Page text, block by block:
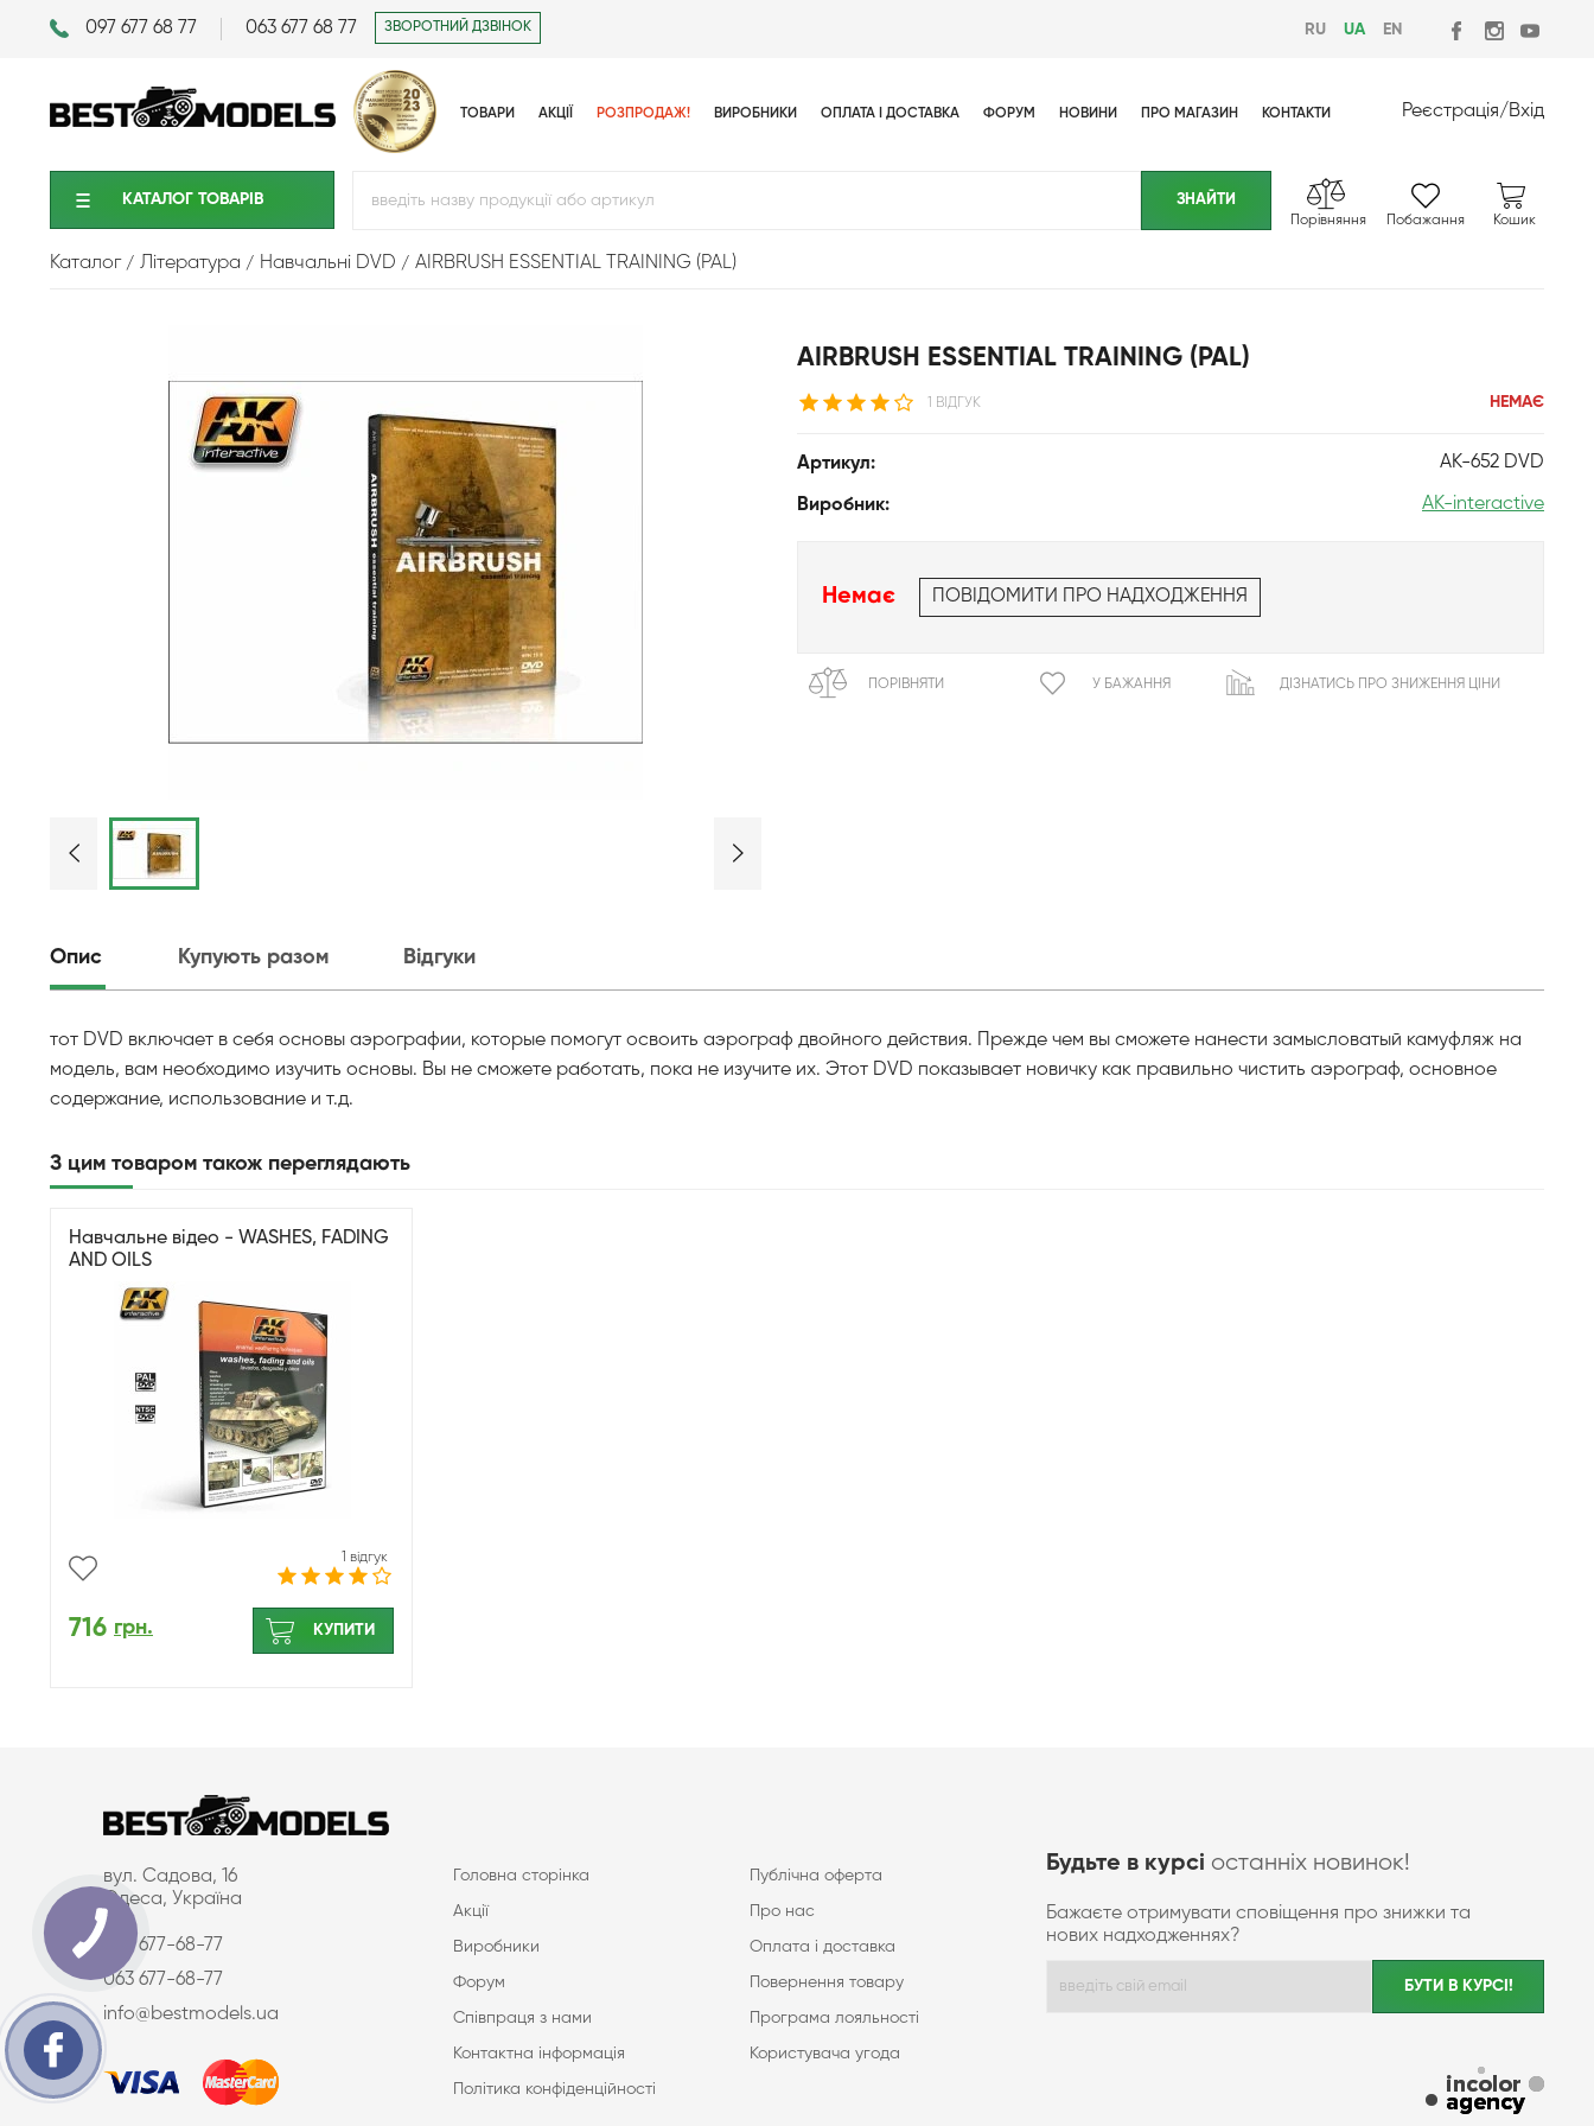
097 677 68 77 063 677 68 77 ЗВОРОТНИЙ ДЗВІНОК RU UA EN
ТОВАРИ АКЦІЇ РОЗПРОДАЖ! ВИРОБНИКИ ОПЛАТА І ДОСТАВКА ФОРУМ НОВИНИ ПРО МАГАЗИН КОНТАКТИ Реєстрація/Вхід
КАТАЛОГ ТОВАРIВ
Порівняння Побажання Кошик
Каталог Література Навчальні DVD AIRBRUSH ESSENTIAL TRAINING (PAL)
AIRBRUSH ESSENTIAL TRAINING (PAL)
1 ВІДГУК НЕМАЄ
Артикул: AK-652 DVD
Виробник: AK-interactive
Немає ПОВІДОМИТИ ПРО НАДХОДЖЕННЯ
ПОРІВНЯТИ У БАЖАННЯ ДІЗНАТИСЬ ПРО ЗНИЖЕННЯ ЦІНИ
Опис Купують разом Відгуки
тот DVD включает в себя основы аэрографии, которые помогут освоить аэрограф двойного действия. Прежде чем вы сможете нанести замысловатый камуфляж на
модель, вам необходимо изучить основы. Вы не сможете работать, пока не изучите их. Этот DVD показывает новичку как правильно чистить аэрограф, основное
содержание, использование и т.д.
З цим товаром також переглядають
Навчальне відео - WASHES, FADING
AND OILS
1 відгук
716 грн. КУПИТИ
вул. Садова, 16
Одеса, Україна
097 677-68-77
063 677-68-77
info@bestmodels.ua
Головна сторінка Публічна оферта
Акції Про нас
Виробники Оплата і доставка
Форум Повернення товару
Співпраця з нами Програма лояльності
Контактна інформація Користувача угода
Політика конфіденційності
Будьте в курсі останніх новинок!
Бажаєте отримувати сповіщення про знижки та
нових надходженнях?